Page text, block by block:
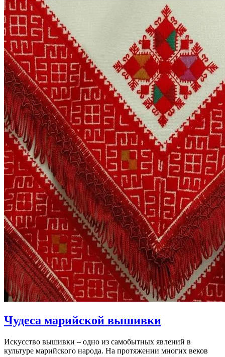
Чудеса марийской вышивки
Искусство вышивки – одно из самобытных явлений в
культуре марийского народа. На протяжении многих веков